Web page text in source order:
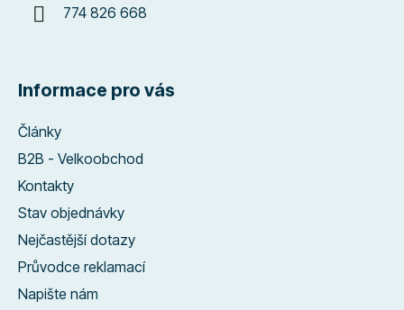
774 826 668
Informace pro vás
Články
B2B - Velkoobchod
Kontakty
Stav objednávky
Nejčastější dotazy
Průvodce reklamací
Napište nám